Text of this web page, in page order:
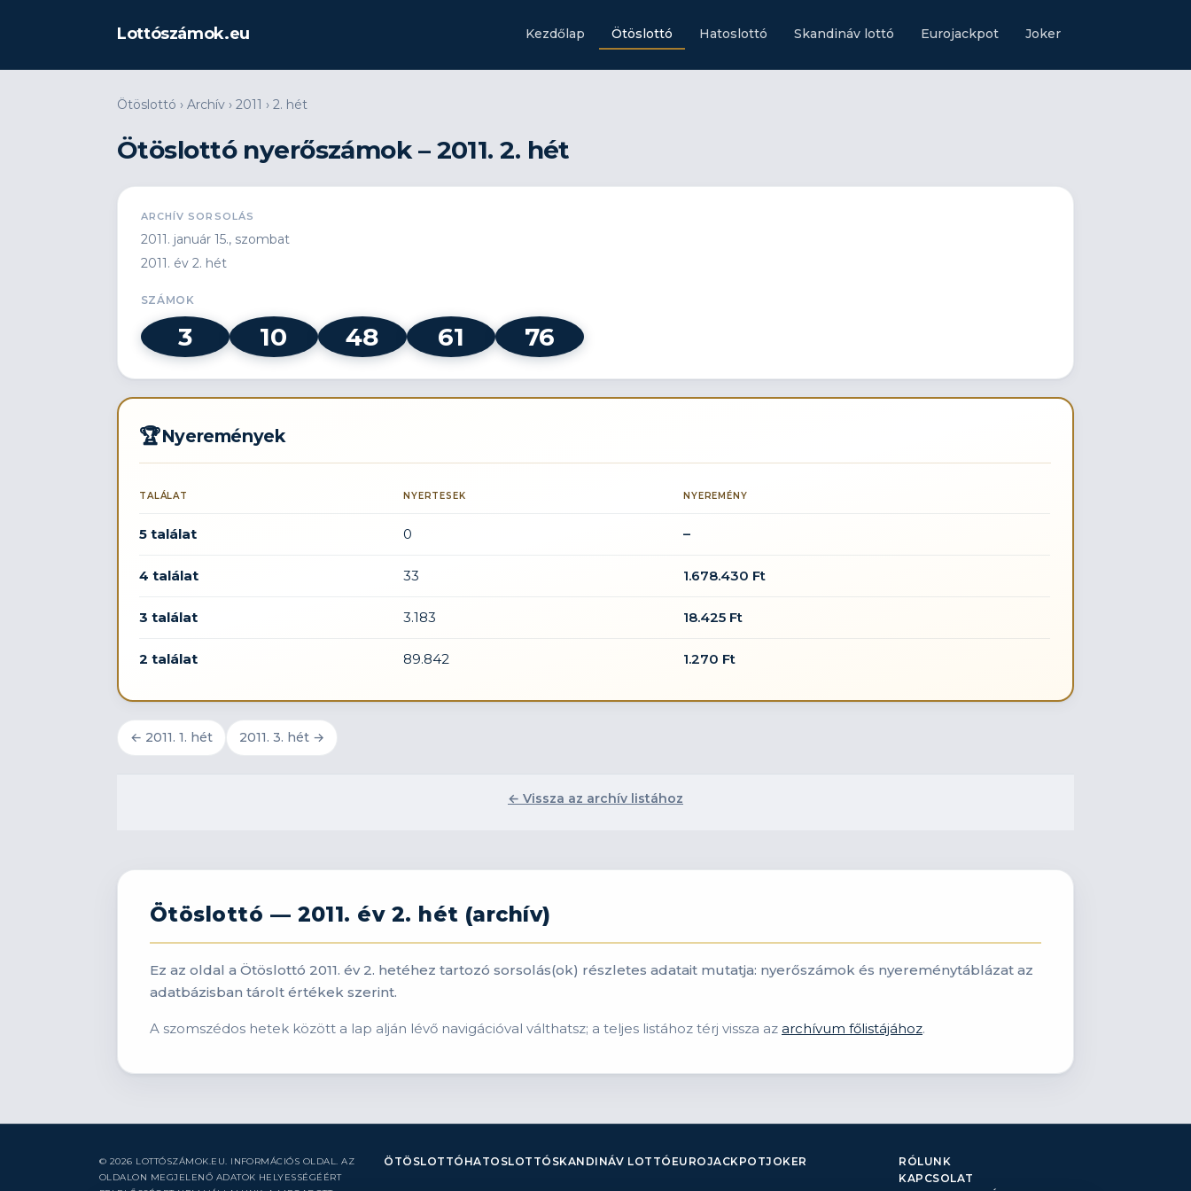
Lottószámok.eu Kezdőlap Ötöslottó Hatoslottó Skandináv lottó Eurojackpot Joker
Ötöslottó › Archív › 2011 › 2. hét
Ötöslottó nyerőszámok – 2011. 2. hét
ARCHÍV SORSOLÁS
2011. január 15., szombat
2011. év 2. hét
SZÁMOK
3 10 48 61 76
🏆Nyeremények
TALÁLAT NYERTESEK NYEREMÉNY
5 találat 0 –
4 találat 33 1.678.430 Ft
3 találat 3.183 18.425 Ft
2 találat 89.842 1.270 Ft
← 2011. 1. hét 2011. 3. hét →
← Vissza az archív listához
Ötöslottó — 2011. év 2. hét (archív)
Ez az oldal a Ötöslottó 2011. év 2. hetéhez tartozó sorsolás(ok) részletes adatait mutatja: nyerőszámok és nyereménytáblázat az
adatbázisban tárolt értékek szerint.
A szomszédos hetek között a lap alján lévő navigációval válthatsz; a teljes listához térj vissza az archívum főlistájához.
© 2026 LOTTÓSZÁMOK.EU. INFORMÁCIÓS OLDAL. AZ
OLDALON MEGJELENŐ ADATOK HELYESSÉGÉÉRT
ÖTÖSLOTTÓ HATOSLOTTÓ SKANDINÁV LOTTÓ EUROJACKPOTJOKER
RÓLUNK
KAPCSOLAT